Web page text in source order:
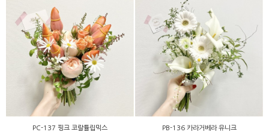
PC-137 핑크 코랄튤립믹스
PC-137 핑크 코랄튤립믹스
PB-136 카라거베라 유니크
PB-136 카라거베라 유니크